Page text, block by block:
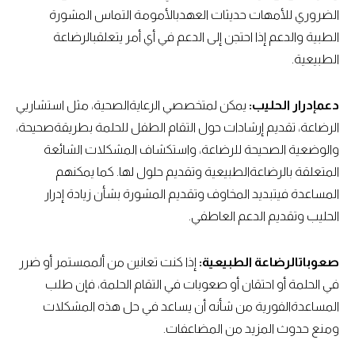
الضروري للأمهات حديثات العهدبالأمومة التماس المشورة
الطبية والدعم إذا احتجن إلى الدعم في أي أمر يتعلقبالرضاعة
الطبيعية.
دعمإدرار الحليب: يمكن لمتخصصي الرعايةالصحية، مثل استشاريي
الرضاعة، تقديم إرشادات حول التقام الطفل للحلمة بطريقةصحيحة،
والوضعية الصحيحة للرضاعة، واستكشاف المشكلات الشائعة
المتعلقة بالرضاعةالطبيعية وتقديم حلول لها. كما يمكنهم
المساعدة فيتبديد المخاوف وتقديم المشورة بشأن زيادة إدرار
الحليب وتقديم الدعم العاطفي.
صعوباتالرضاعة الطبيعية: إذا كنت تعانين من ألممستمر أو ضرر
في الحلمة أو احتقان أو صعوبات في التقام الحلمة، فإن طلب
المساعدةالفورية من شأنه أن يساعد في حل هذه المشكلات
ومنع حدوث المزيد من المضاعفات.